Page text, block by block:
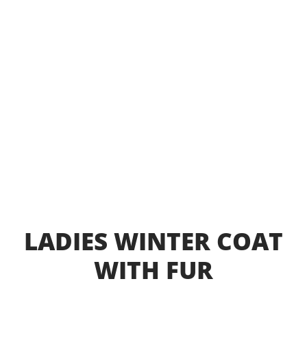
LADIES WINTER COAT
WITH FUR